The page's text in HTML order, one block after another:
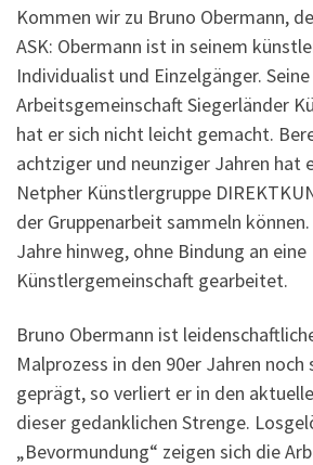
Kommen wir zu Bruno Obermann,
ASK: Obermann ist in seinem
Individualist und Einzelgänger.
Arbeitsgemeinschaft Siegerländer
hat er sich nicht leicht gemacht.
achtziger und neunziger Jahren hat
Netpher Künstlergruppe
der Gruppenarbeit sammeln
Jahre hinweg, ohne Bindung an eine
Künstlergemeinschaft gearbeitet.
Bruno Obermann ist
Malprozess in den 90er Jahren
geprägt, so verliert er in den
dieser gedanklichen Strenge.
„Bevormundung“ zeigen sich die